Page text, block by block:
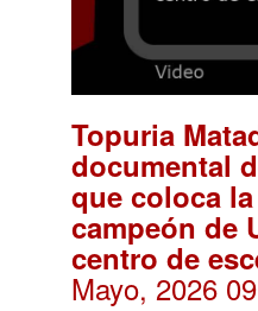
Topuria
documental
que coloca
campeón de
centro de
Mayo, 2026